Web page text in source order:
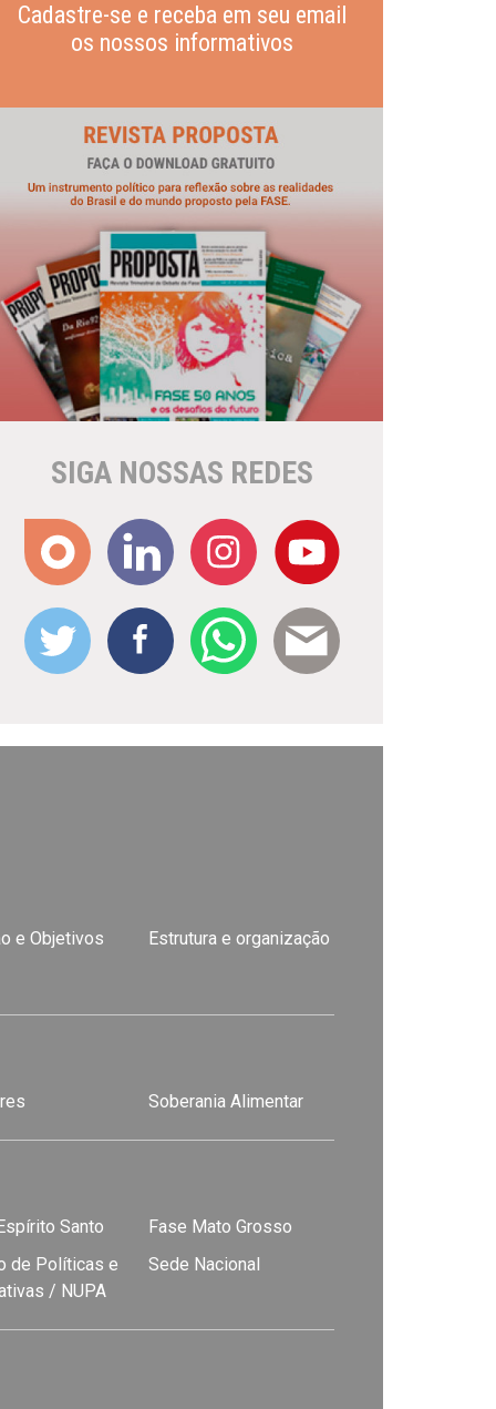
Cadastre-se e receba em seu email
os nossos informativos
SIGA NOSSAS REDES
e Objetivos Estrutura e organização
Soberania Alimentar
Santo
Fase Mato Grosso
de Políticas e
/ NUPA
Sede Nacional